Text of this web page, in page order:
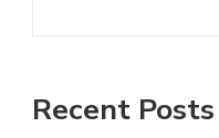
Recent Posts